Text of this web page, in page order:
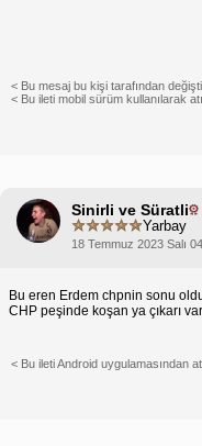
< Bu mesaj bu kişi tarafından
< Bu ileti mobil sürüm kullanılarak
Sinirli ve Süratli
Yarbay
18 Temmuz 2023 Salı
Bu eren Erdem chpnin sonu
CHP peşinde koşan ya çıkarı
< Bu ileti Android uygulamasından